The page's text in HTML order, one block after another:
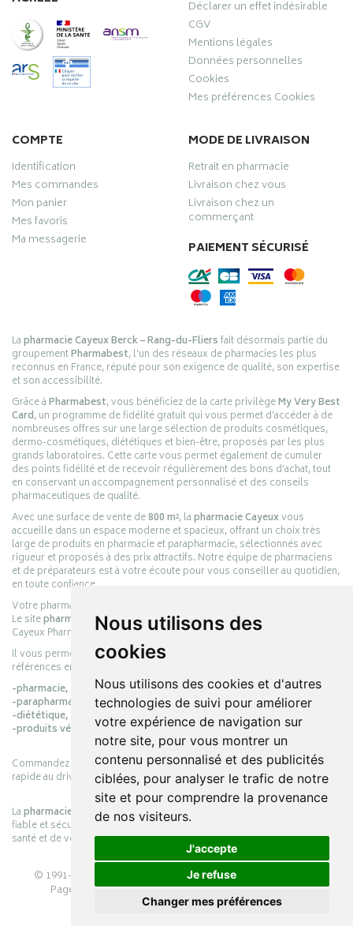
Nous utilisons des
cookies
Nous utilisons des cookies et d'autres
technologies de suivi pour améliorer
votre expérience de navigation sur
notre site, pour vous montrer un
contenu personnalisé et des publicités
ciblées, pour analyser le trafic de notre
site et pour comprendre la provenance
de nos visiteurs.
J'accepte
Je refuse
Changer mes préférences
Déclarer un effet indésirable
CGV
Mentions légales
Données personnelles
Cookies
Mes préférences Cookies
COMPTE
Identification
Mes commandes
Mon panier
Mes favoris
Ma messagerie
MODE DE LIVRAISON
Retrait en pharmacie
Livraison chez vous
Livraison chez un
commerçant
PAIEMENT SÉCURISÉ
Lapharmacie Cayeux Berck – Rang-du-Fliersfait désormais partie du
groupementPharmabest, l’un des réseaux de pharmacies les plus
reconnus en France, réputé pour son exigence de qualité, son expertise
et son accessibilité.
Grâce àPharmabest, vous bénéficiez de la carte privilègeMy Very Best
Card, un programme de fidélité gratuit qui vous permet d’accéder à de
nombreuses offres sur une large sélection de produits cosmétiques,
dermo-cosmétiques, diététiques et bien-être, proposés par les plus
grands laboratoires. Cette carte vous permet également de cumuler
des points fidélité et de recevoir régulièrement des bons d’achat, tout
en conservant un accompagnement personnalisé et des conseils
pharmaceutiques de qualité.
Avec une surface de vente de800 m², lapharmacie Cayeuxvous
accueille dans un espace moderne et spacieux, offrant un choix très
large de produits en pharmacie et parapharmacie, sélectionnés avec
rigueur et proposés à des prix attractifs. Notre équipe de pharmaciens
et de préparateurs est à votre écoute pour vous conseiller au quotidien,
en toute confiance.
Votre pharmacie en ligne :
Le sitepharmacie-cayeux.frest le prolongement digital de la pharmacie
Cayeux Pharmabest Berck-sur-Mer – Rang-du-Fliers.
Il vous permet de réaliser vos achats en ligne parmi des milliers de
références en :
-pharmacie,
-parapharmacie,
-diététique,
-produits vétérinaires.
Commandez simplement vos produits en ligne et choisissez le retrait
rapide au drive ou la livraison à domicile, en toute simplicité.
Lapharmacie Cayeuxs’engage à vous offrir une expérience pratique,
fiable et sécurisée, en officine comme en ligne, au service de votre
santé et de votre bien-être.
© 1991-2026 PHARMACIE CAYEUX– Tous droits réservés –
Page mise à jour le 03/08/2026 –Pharmacie en ligne
Apotekisto